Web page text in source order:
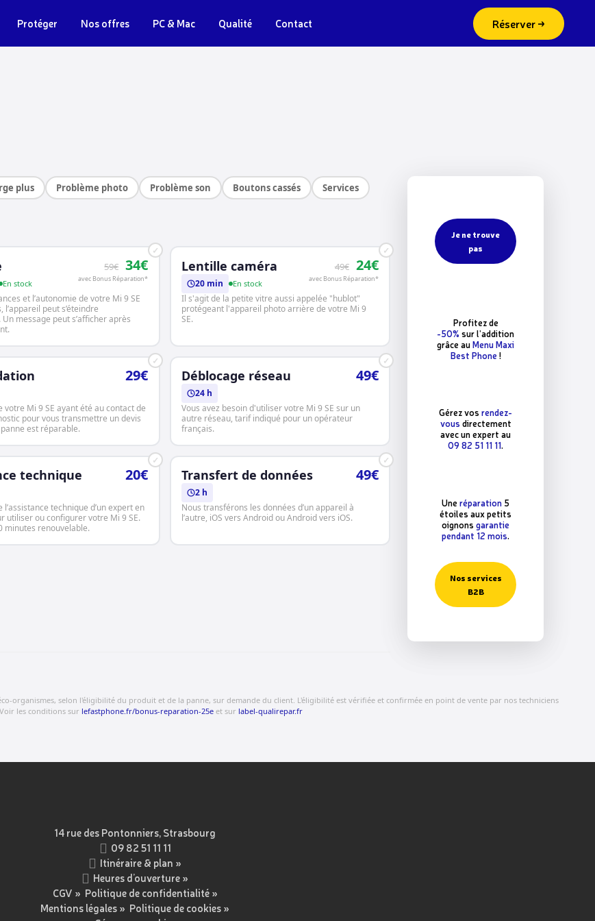
Protéger Nos offres PC & Mac Qualité Contact Réserver →
plus Problème photo Problème son Boutons cassés Services
✓
59€ 34€
avec Bonus Réparation*
En stock
et l’autonomie de votre Mi 9 SE
l’appareil peut s’éteindre
message peut s’afficher après
✓
Lentille caméra 49€ 24€
avec Bonus Réparation*
20 min En stock
Il s'agit de la petite vitre aussi appelée "hublot"
protégeant l'appareil photo arrière de votre Mi 9
SE.
✓
29€
votre Mi 9 SE ayant été au contact de
pour vous transmettre un devis
est réparable.
✓
Déblocage réseau 49€
24 h
Vous avez besoin d'utiliser votre Mi 9 SE sur un
autre réseau, tarif indiqué pour un opérateur
français.
✓
technique 20€
l’assistance technique d’un expert en
utiliser ou configurer votre Mi 9 SE.
minutes renouvelable.
✓
Transfert de données 49€
2 h
Nous transférons les données d’un appareil à
l’autre, iOS vers Android ou Android vers iOS.
Je ne trouve
pas
Profitez de
-50% sur l’addition
grâce auMenu Maxi
Best Phone !
Gérez vosrendez-
vous directement
avec un expert au
09 82 51 11 11.
Uneréparation 5
étoiles aux petits
oignonsgarantie
pendant 12 mois.
Nos services
B2B
organismes, selon l'éligibilité du produit et de la panne, sur demande du client. L'éligibilité est vérifiée et confirmée en point de vente par nos techniciens
les conditions sur lefastphone.fr/bonus-reparation-25e et sur label-qualirepar.fr
14 rue des Pontonniers, Strasbourg
09 82 51 11 11
Itinéraire & plan »
Heures d’ouverture »
CGV » Politique de confidentialité»
Mentions légales» Politique de cookies »